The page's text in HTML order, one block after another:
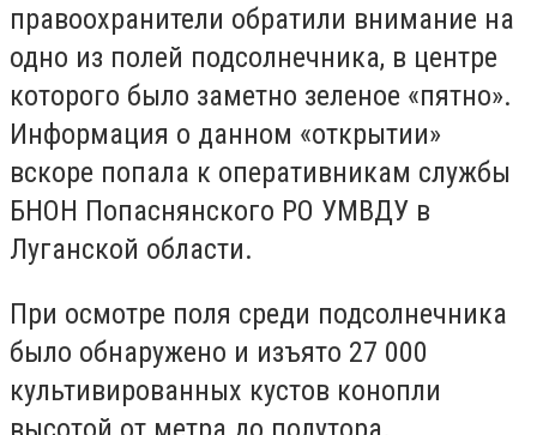
правоохранители обратили внимание на
одно из полей подсолнечника, в центре
которого было заметно зеленое «пятно».
Информация о данном «открытии»
вскоре попала к оперативникам службы
БНОН Попаснянского РО УМВДУ в
Луганской области.
При осмотре поля среди подсолнечника
было обнаружено и изъято 27 000
культивированных кустов конопли